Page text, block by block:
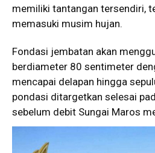
memiliki tantangan tersendiri,
memasuki musim hujan.
Fondasi jembatan akan
berdiameter 80 sentimeter
mencapai delapan hingga
pondasi ditargetkan selesai
sebelum debit Sungai Maros